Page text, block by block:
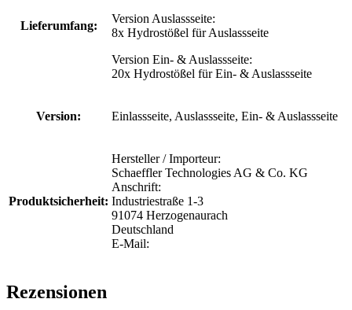
Lieferumfang:
Version Auslassseite:
8x Hydrostößel für Auslassseite
Version Ein- & Auslassseite:
20x Hydrostößel für Ein- & Auslassseite
Version: Einlassseite, Auslassseite, Ein- & Auslassseite
Produktsicherheit:
Hersteller / Importeur:
Schaeffler Technologies AG & Co. KG
Anschrift:
Industriestraße 1-3
91074 Herzogenaurach
Deutschland
E-Mail:
Rezensionen